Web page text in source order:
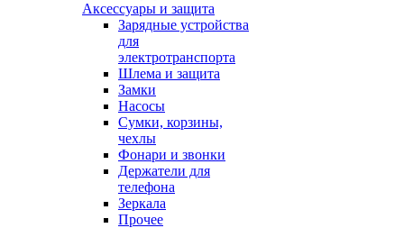
Аксессуары и защита
Зарядные устройства
для
электротранспорта
Шлема и защита
Замки
Насосы
Сумки, корзины,
чехлы
Фонари и звонки
Держатели для
телефона
Зеркала
Прочее